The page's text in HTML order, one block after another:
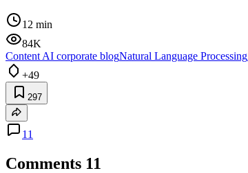
12 min
84K
Content AI corporate blogNatural Language Processing
+49
297
11
Comments 11